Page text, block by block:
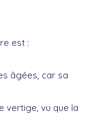
est :
âgées, car sa
vertige, vu que la